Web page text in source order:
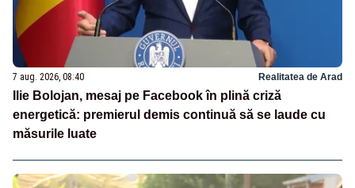
7 aug. 2026, 08:40 Realitatea de Arad
Ilie Bolojan, mesaj pe Facebook în plină criză
energetică: premierul demis continuă să se laude cu
măsurile luate